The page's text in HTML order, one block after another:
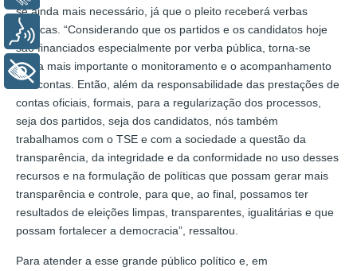
se ainda mais necessário, já que o pleito receberá verbas
públicas. “Considerando que os partidos e os candidatos hoje
são financiados especialmente por verba pública, torna-se
ainda mais importante o monitoramento e o acompanhamento
das contas. Então, além da responsabilidade das prestações de
contas oficiais, formais, para a regularização dos processos,
seja dos partidos, seja dos candidatos, nós também
trabalhamos com o TSE e com a sociedade a questão da
transparência, da integridade e da conformidade no uso desses
recursos e na formulação de políticas que possam gerar mais
transparência e controle, para que, ao final, possamos ter
resultados de eleições limpas, transparentes, igualitárias e que
possam fortalecer a democracia”, ressaltou.
Para atender a esse grande público político e, em
Voz
+ Acessibilidade